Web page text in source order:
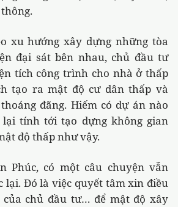
xu hướng xây dựng những tòa
đại sát bên nhau, chủ đầu tư
tích công trình cho nhà ở thấp
tạo ra mật độ cư dân thấp và
đãng. Hiếm có dự án nào
tính tới tạo dựng không gian
độ thấp như vậy.
Phúc, có một câu chuyện vẫn
lại. Đó là việc quyết tâm xin điều
của chủ đầu tư… để mật độ xây